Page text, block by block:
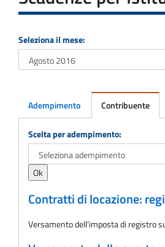
Seleziona il mese:
Adempimento Contribuente
Adempimento
Scelta per adempimento:
Contratti di locazione:
Versamento dell'imposta di registro